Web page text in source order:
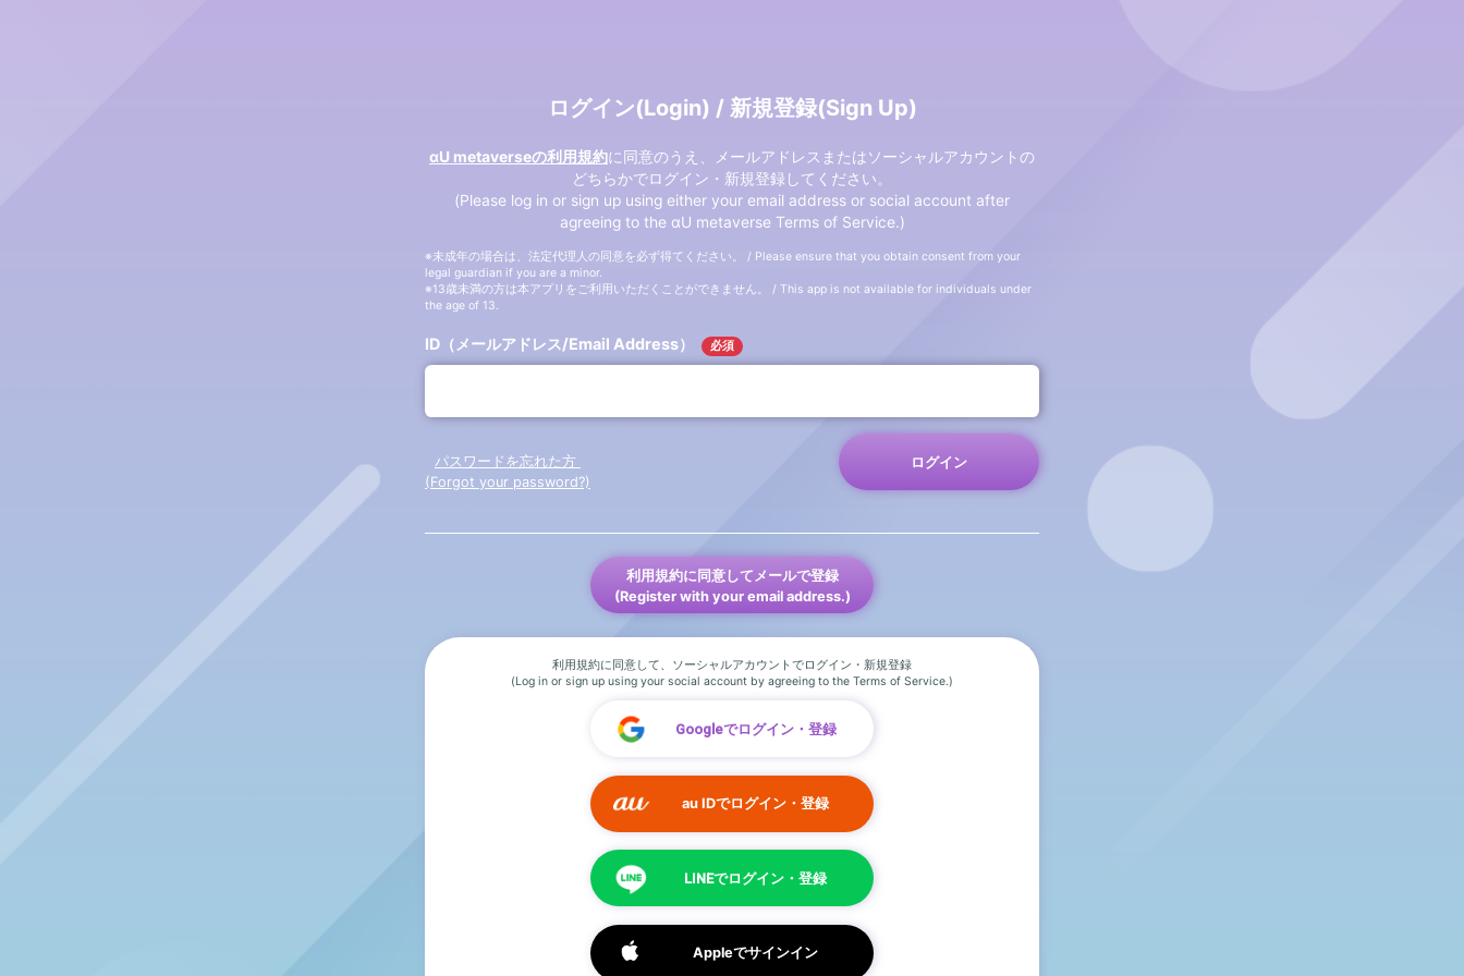
ログイン(Login) / 新規登録(Sign Up)
αU metaverseの利用規約に同意のうえ、メールアドレスまたはソーシャルアカウントの
どちらかでログイン・新規登録してください。
(Please log in or sign up using either your email address or social account after
agreeing to the αU metaverse Terms of Service.)
※未成年の場合は、法定代理人の同意を必ず得てください。 / Please ensure that you obtain consent from your
legal guardian if you are a minor.
※13歳未満の方は本アプリをご利用いただくことができません。 / This app is not available for individuals under
the age of 13.
ID（メールアドレス/Email Address） 必須
ログイン
パスワードを忘れた方
(Forgot your password?)
利用規約に同意してメールで登録
(Register with your email address.)
利用規約に同意して、ソーシャルアカウントでログイン・新規登録
(Log in or sign up using your social account by agreeing to the Terms of Service.)
Googleでログイン・登録
au IDでログイン・登録
LINEでログイン・登録
Appleでサインイン